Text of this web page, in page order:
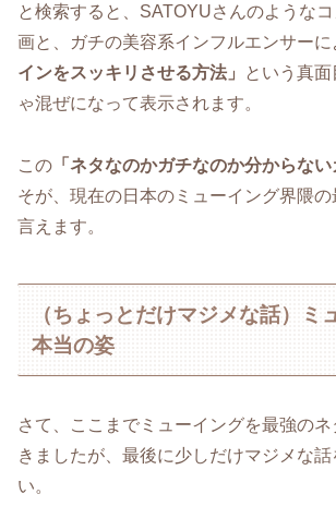
と検索すると、SATOYUさんのような
画と、ガチの美容系インフルエンサーに
インをスッキリさせる方法」
という真
ゃ混ぜになって表示されます。
この 「ネタなのかガチなのか分からない
そが、現在の日本のミューイング界隈の
言えます。
（ちょっとだけマジメな話）ミ
本当の姿
さて、ここまでミューイングを最強の
きましたが、最後に少しだけマジメな話
い。